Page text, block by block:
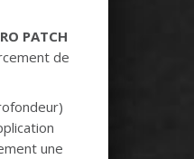
PATCH
de
une